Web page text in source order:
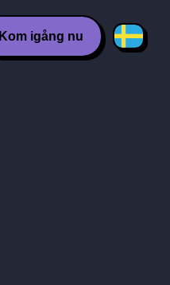
Kom igång nu